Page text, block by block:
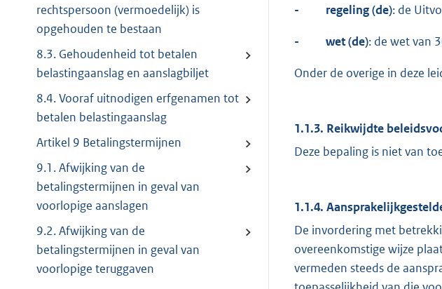
rechtspersoon (vermoedelijk) is
opgehouden te bestaan
8.3. Gehoudenheid tot betalen
belastingaanslag en aanslagbiljet
8.4. Vooraf uitnodigen erfgenamen tot
betalen belastingaanslag
Artikel 9 Betalingstermijnen
9.1. Afwijking van de
betalingstermijnen in geval van
voorlopige aanslagen
9.2. Afwijking van de
betalingstermijnen in geval van
voorlopige teruggaven
- regeling (de): de
- wet (de): de wet van
Onder de overige in deze
1.1.3. Reikwijdte
Deze bepaling is niet van
1.1.4.
De invordering met
overeenkomstige wijze
vermeden steeds de